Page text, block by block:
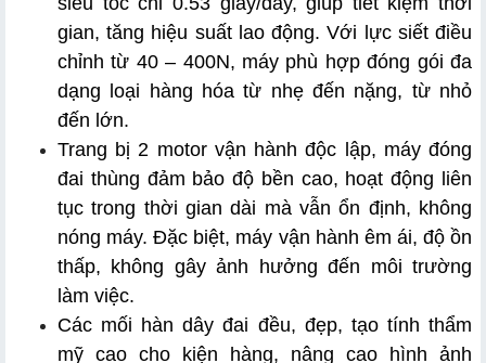
gian, tăng hiệu suất lao động. Với lực siết điều
chỉnh từ 40 – 400N, máy phù hợp đóng gói đa
dạng loại hàng hóa từ nhẹ đến nặng, từ nhỏ
đến lớn.
Trang bị 2 motor vận hành độc lập, máy đóng
đai thùng đảm bảo độ bền cao, hoạt động liên
tục trong thời gian dài mà vẫn ổn định, không
nóng máy. Đặc biệt, máy vận hành êm ái, độ ồn
thấp, không gây ảnh hưởng đến môi trường
làm việc.
Các mối hàn dây đai đều, đẹp, tạo tính thẩm
mỹ cao cho kiện hàng, nâng cao hình ảnh